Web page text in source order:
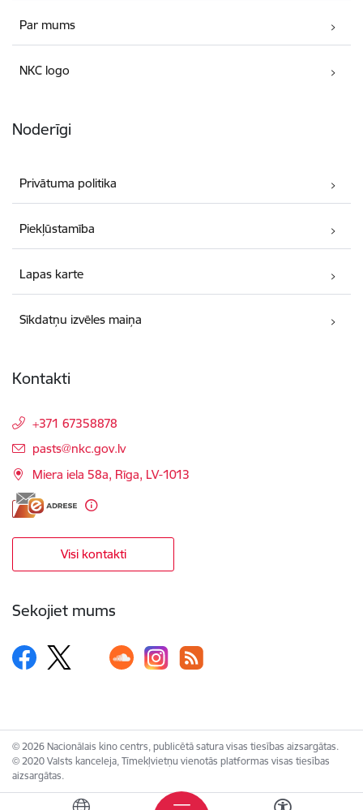
Par mums
NKC logo
Noderīgi
Privātuma politika
Piekļūstamība
Lapas karte
Sīkdatņu izvēles maiņa
Kontakti
+371 67358878
E-pasts:
pasts@nkc.gov.lv
Miera iela 58a, Rīga, LV-1013
Visi kontakti
Sekojiet mums
© 2026 Nacionālais kino centrs, publicētā satura visas tiesības aizsargātas.
© 2020 Valsts kanceleja, Tīmekļvietņu vienotās platformas visas tiesības
aizsargātas.